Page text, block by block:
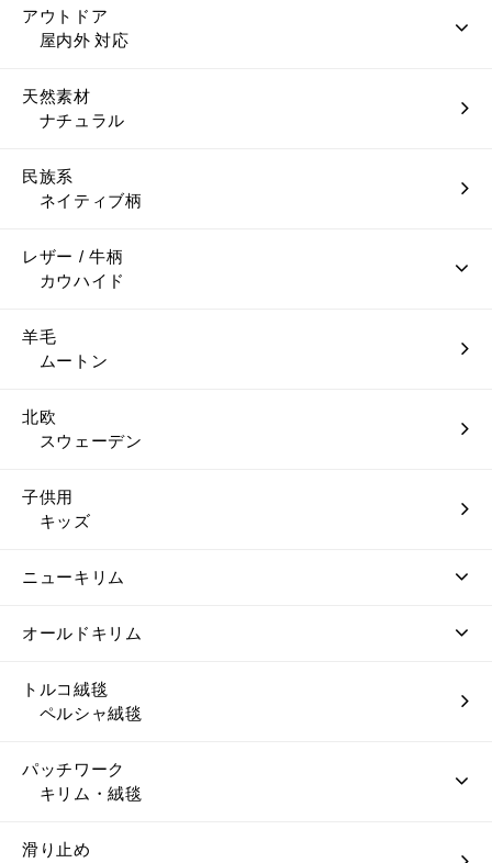
アウトドア
屋内外 対応
天然素材
ナチュラル
民族系
ネイティブ柄
レザー / 牛柄
カウハイド
羊毛
ムートン
北欧
スウェーデン
子供用
キッズ
ニューキリム
オールドキリム
トルコ絨毯
ペルシャ絨毯
パッチワーク
キリム・絨毯
滑り止め